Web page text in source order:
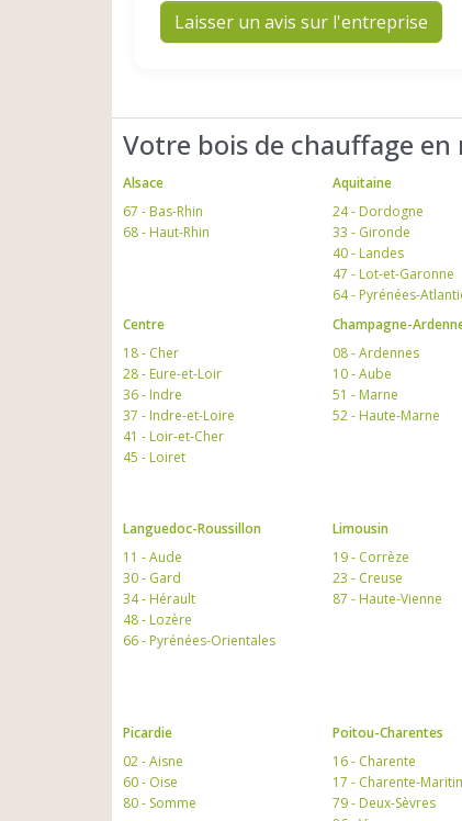
Laisser un avis sur l'entreprise
Votre bois de chauffage en
Alsace
67 - Bas-Rhin
68 - Haut-Rhin
Aquitaine
24 - Dordogne
33 - Gironde
40 - Landes
47 - Lot-et-Garonne
64 - Pyrénées-
Centre
18 - Cher
28 - Eure-et-Loir
36 - Indre
37 - Indre-et-Loire
41 - Loir-et-Cher
45 - Loiret
Champagne-
08 - Ardennes
10 - Aube
51 - Marne
52 - Haute-Marne
Languedoc-Roussillon
11 - Aude
30 - Gard
34 - Hérault
48 - Lozère
66 - Pyrénées-Orientales
Limousin
19 - Corrèze
23 - Creuse
87 - Haute-Vienne
Picardie
02 - Aisne
60 - Oise
80 - Somme
Poitou-Charentes
16 - Charente
17 - Charente-
79 - Deux-Sèvres